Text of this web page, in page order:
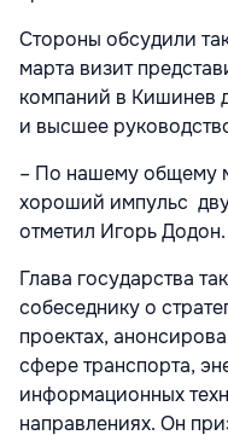
Стороны обсудили
марта визит
компаний в Кишинев
и высшее
– По нашему общему
хороший импульс
отметил Игорь Додон.
Глава государства
собеседнику о
проектах,
сфере транспорта,
информационных
направлениях. Он